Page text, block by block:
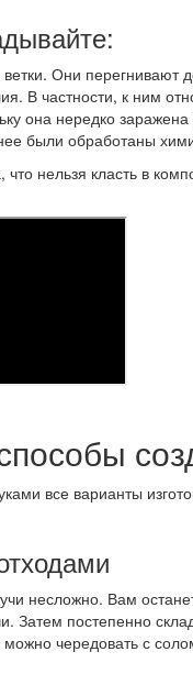
Они перегнивают
В частности, к ним
она нередко
были обработаны
нельзя класть в
все варианты
несложно. Вам
Затем постепенно
чередовать с